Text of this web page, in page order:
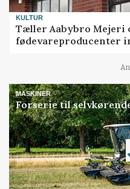
KULTUR
Tæller Aabybro Mejeri
fødevareproducenter
MASKINER
Forserie til